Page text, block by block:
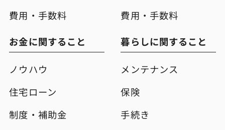
費用・手数料
費用・手数料
お金に関すること
ノウハウ
住宅ローン
制度・補助金
暮らしに関すること
メンテナンス
保険
手続き